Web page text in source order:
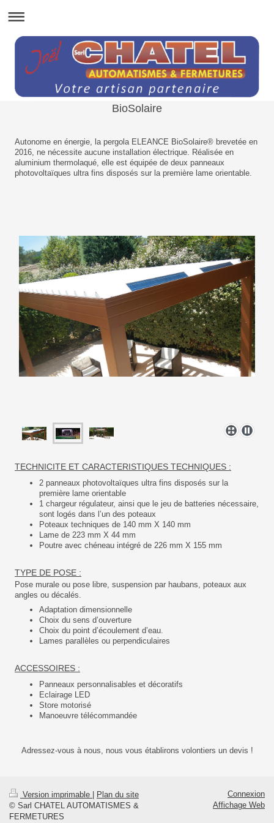
BioSolaire
Autonome en énergie, la pergola ELEANCE BioSolaire® brevetée en
2016, ne nécessite aucune installation électrique. Réalisée en
aluminium thermolaqué, elle est équipée de deux panneaux
photovoltaïques ultra fins disposés sur la première lame orientable.
TECHNICITE ET CARACTERISTIQUES TECHNIQUES :
2 panneaux photovoltaïques ultra fins disposés sur la
première lame orientable
1 chargeur régulateur, ainsi que le jeu de batteries nécessaire,
sont logés dans l’un des poteaux
Poteaux techniques de 140 mm X 140 mm
Lame de 223 mm X 44 mm
Poutre avec chéneau intégré de 226 mm X 155 mm
TYPE DE POSE :
Pose murale ou pose libre, suspension par haubans, poteaux aux
angles ou décalés.
Adaptation dimensionnelle
Choix du sens d’ouverture
Choix du point d’écoulement d’eau.
Lames parallèles ou perpendiculaires
ACCESSOIRES :
Panneaux personnalisables et décoratifs
Eclairage LED
Store motorisé
Manoeuvre télécommandée
Adressez-vous à nous, nous vous établirons volontiers un devis !
Version imprimable
Plan du site
© Sarl CHATEL AUTOMATISMES &
FERMETURES
Connexion
Affichage Web